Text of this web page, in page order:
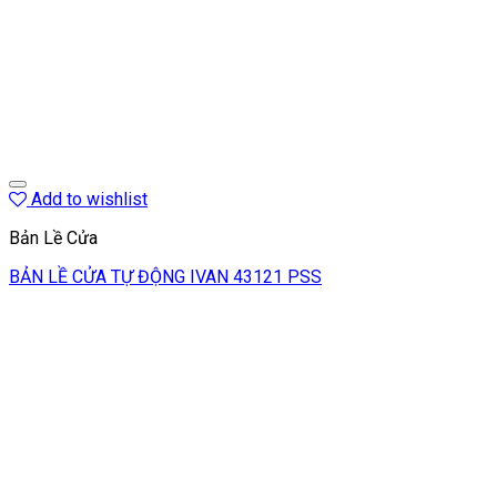
Add to wishlist
Bản Lề Cửa
BẢN LỀ CỬA TỰ ĐỘNG IVAN 43121 PSS